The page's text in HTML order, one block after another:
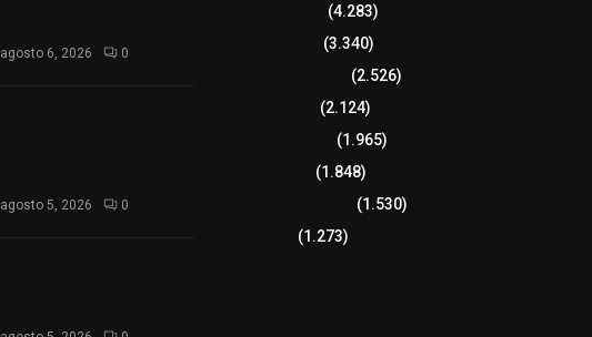
agosto 6, 2026 0
agosto 5, 2026 0
(4.283)
(3.340)
(2.526)
(2.124)
(1.965)
(1.848)
(1.530)
(1.273)